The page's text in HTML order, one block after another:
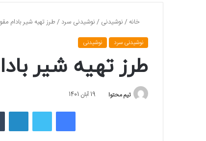
خانه /نوشیدنی /نوشیدنی سرد /طرز تهیه شیر بادام
نوشیدنی سرد نوشیدنی
طرز تهیه شیر
تیم محتوا 19 آبان 1401
فیسبوک توییتر